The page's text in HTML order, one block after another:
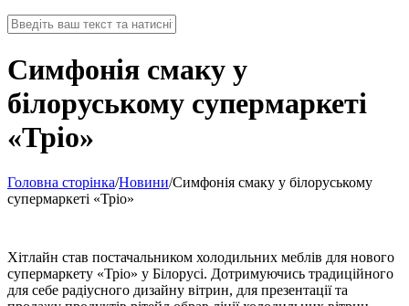
Симфонія смаку у
білоруському супермаркеті
«Тріо»
Головна сторінка/Новини/Симфонія смаку у білоруському
супермаркеті «Тріо»
Хітлайн став постачальником холодильних меблів для нового
супермаркету «Тріо» у Білорусі. Дотримуючись традиційного
для себе радіусного дизайну вітрин, для презентації та